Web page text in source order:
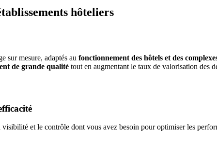
hôteliers
sur mesure, adaptés au fonctionnement des hôtels et des
de grande qualité tout en augmentant le taux de valorisation des
et le contrôle dont vous avez besoin pour optimiser les